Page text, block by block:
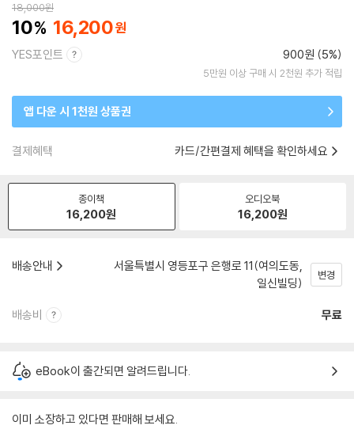
18,000원
10 16,200
YES포인트 900원 (5%)
5만원 이상 구매 시 2천원 추가 적립
앱 다운 시 1천원 상품권
결제혜택 카드/간편결제 혜택을 확인하세요
종이책
16,200원
오디오북
16,200원
배송안내
서울특별시 영등포구 은행로 11(여의도동,
일신빌딩)
변경
배송비 무료
eBook이 출간되면 알려드립니다.
이미 소장하고 있다면 판매해 보세요.